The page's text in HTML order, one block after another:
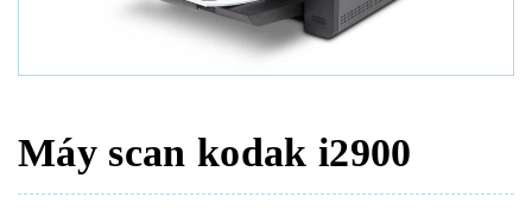
Máy scan kodak i2900